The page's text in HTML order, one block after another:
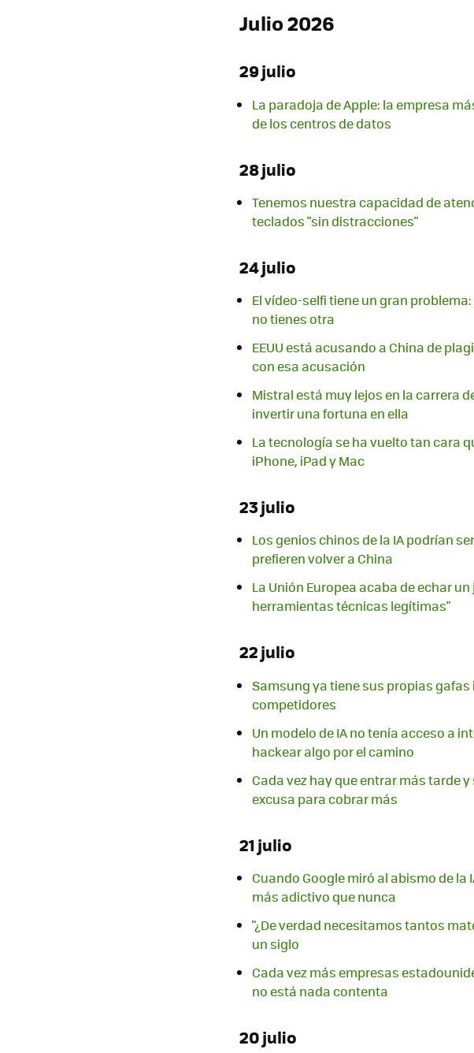
Julio 2026
29 julio
La paradoja de Apple: la empresa
de los centros de datos
28 julio
Tenemos nuestra capacidad de
teclados "sin distracciones"
24 julio
El vídeo-selfi tiene un gran
no tienes otra
EEUU está acusando a China de
con esa acusación
Mistral está muy lejos en la carrera
invertir una fortuna en ella
La tecnología se ha vuelto tan cara
iPhone, iPad y Mac
23 julio
Los genios chinos de la IA podrían
prefieren volver a China
La Unión Europea acaba de echar
herramientas técnicas legítimas"
22 julio
Samsung ya tiene sus propias
competidores
Un modelo de IA no tenía acceso a
hackear algo por el camino
Cada vez hay que entrar más tarde
excusa para cobrar más
21 julio
Cuando Google miró al abismo de
más adictivo que nunca
"¿De verdad necesitamos tantos
un siglo
Cada vez más empresas
no está nada contenta
20 julio